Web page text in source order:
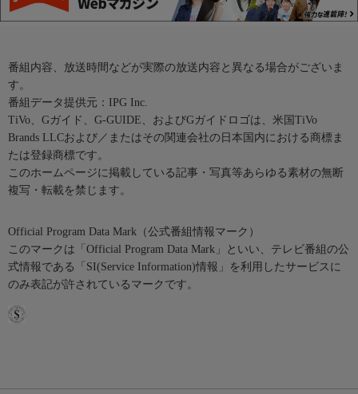
番組内容、放送時間などが実際の放送内容と異なる場合がございま
す。
番組データ提供元：IPG Inc.
TiVo、Gガイド、G-GUIDE、およびGガイドロゴは、米国TiVo
Brands LLCおよび／またはその関連会社の日本国内における商標ま
たは登録商標です。
このホームページに掲載している記事・写真等あらゆる素材の無断
複写・転載を禁じます。
Official Program Data Mark（公式番組情報マーク）
このマークは「Official Program Data Mark」といい、テレビ番組の公
式情報である「SI(Service Information)情報」を利用したサービスに
のみ表記が許されているマークです。